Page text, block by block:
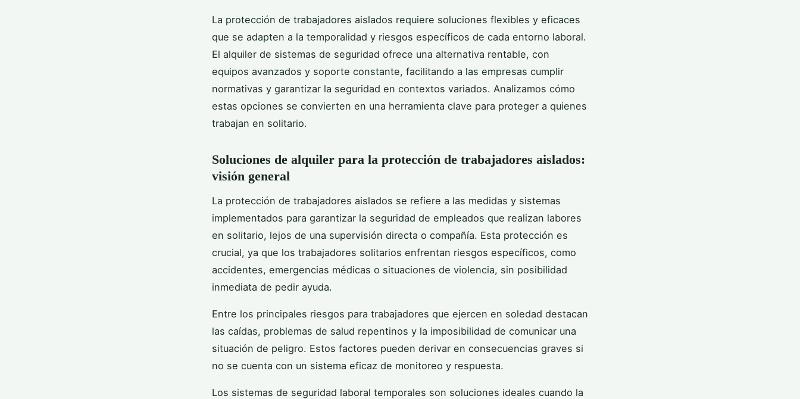
La protección de trabajadores aislados requiere soluciones flexibles y eficaces
que se adapten a la temporalidad y riesgos específicos de cada entorno laboral.
El alquiler de sistemas de seguridad ofrece una alternativa rentable, con
equipos avanzados y soporte constante, facilitando a las empresas cumplir
normativas y garantizar la seguridad en contextos variados. Analizamos cómo
estas opciones se convierten en una herramienta clave para proteger a quienes
trabajan en solitario.
Soluciones de alquiler para la protección de trabajadores aislados:
visión general
La protección de trabajadores aislados se refiere a las medidas y sistemas
implementados para garantizar la seguridad de empleados que realizan labores
en solitario, lejos de una supervisión directa o compañía. Esta protección es
crucial, ya que los trabajadores solitarios enfrentan riesgos específicos, como
accidentes, emergencias médicas o situaciones de violencia, sin posibilidad
inmediata de pedir ayuda.
Entre los principales riesgos para trabajadores que ejercen en soledad destacan
las caídas, problemas de salud repentinos y la imposibilidad de comunicar una
situación de peligro. Estos factores pueden derivar en consecuencias graves si
no se cuenta con un sistema eficaz de monitoreo y respuesta.
Los sistemas de seguridad laboral temporales son soluciones ideales cuando la